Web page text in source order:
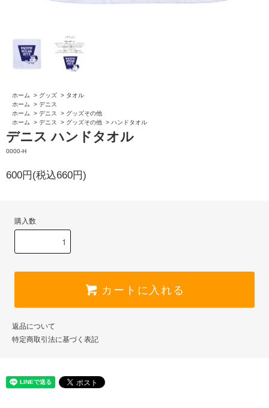
ホーム > グッズ > タオル
ホーム
> デニス
ホーム
> デニス > グッズその他
ホーム
> デニス > グッズその他 > ハンドタオル
デニス ハンドタオル
0000-H
600円(税込660円)
購入数
カートに入れる
返品について
特定商取引法に基づく表記